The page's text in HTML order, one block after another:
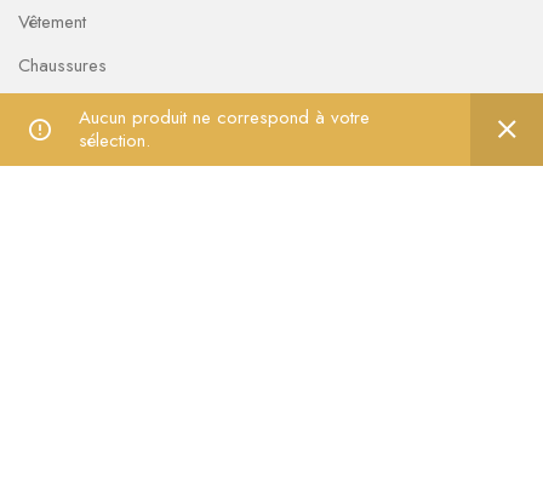
Aucun produit ne correspond à votre
sélection.
Vêtement
Chaussures
Sacs et housses
Équipement